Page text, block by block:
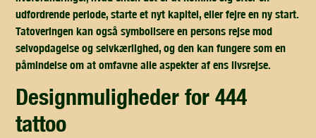
udfordrende periode, starte et nyt kapitel, eller fejre en ny start.
Tatoveringen kan også symbolisere en persons rejse mod
selvopdagelse og selvkærlighed, og den kan fungere som en
påmindelse om at omfavne alle aspekter af ens livsrejse.
designmuligheder for 444
tattoo